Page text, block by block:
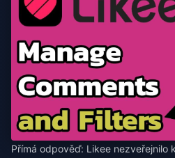
Přímá odpověď: Likee nezveřejnilo